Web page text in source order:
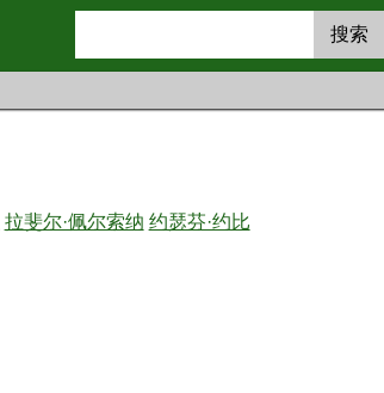
搜索
拉斐尔·佩尔索纳 约瑟芬·约比